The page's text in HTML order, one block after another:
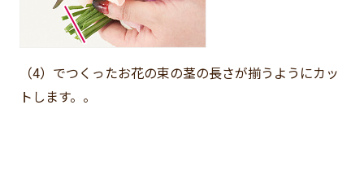
（4）でつくったお花の束の茎の長さが揃うようにカッ
トします。。